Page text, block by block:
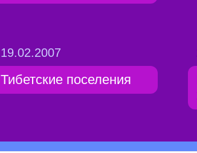
19.02.2007
Тибетские поселения